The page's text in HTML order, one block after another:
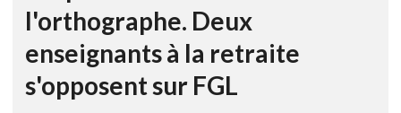
l'orthographe. Deux
enseignants à la retraite
s'opposent sur FGL